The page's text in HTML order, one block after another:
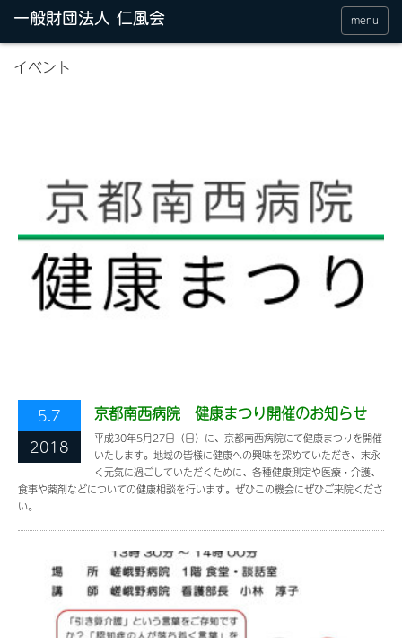
menu
イベント
5.7
2018
京都南西病院 健康まつり開催のお知らせ
平成30年5月27日（日）に、京都南西病院にて健康まつりを開催
いたします。地域の皆様に健康への興味を深めていただき、末永
く元気に過ごしていただくために、各種健康測定や医療・介護、
食事や薬剤などについての健康相談を行います。ぜひこの機会にぜひご来院くださ
い。